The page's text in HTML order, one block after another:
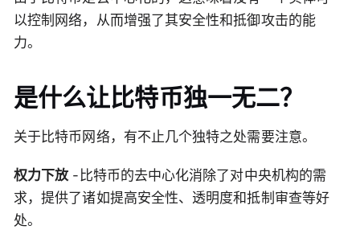
以控制网络，从而增强了其安全性和抵御攻击的能
力。
是什么让比特币独一无二？
关于比特币网络，有不止几个独特之处需要注意。
权力下放-比特币的去中心化消除了对中央机构的需
求，提供了诸如提高安全性、透明度和抵制审查等好
处。